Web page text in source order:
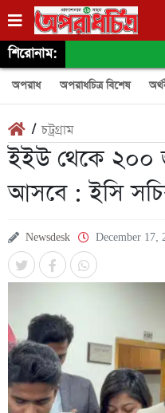
শিরোনাম:
অপরাধ অপরাধচিত্র বিশেষ
/চট্রগ্রাম
ইইউ থেকে ২০০
আসবে : ইসি
Newsdesk December 17,